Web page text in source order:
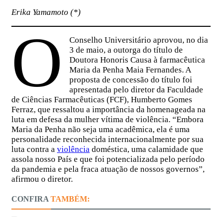
Erika Yamamoto (*)
O
Conselho Universitário aprovou, no dia
3 de maio, a outorga do título de
Doutora Honoris Causa à farmacêutica
Maria da Penha Maia Fernandes. A
proposta de concessão do título foi
apresentada pelo diretor da Faculdade
de Ciências Farmacêuticas (FCF), Humberto Gomes
Ferraz, que ressaltou a importância da homenageada na
luta em defesa da mulher vítima de violência. “Embora
Maria da Penha não seja uma acadêmica, ela é uma
personalidade reconhecida internacionalmente por sua
luta contra a violência doméstica, uma calamidade que
assola nosso País e que foi potencializada pelo período
da pandemia e pela fraca atuação de nossos governos”,
afirmou o diretor.
CONFIRA TAMBÉM: